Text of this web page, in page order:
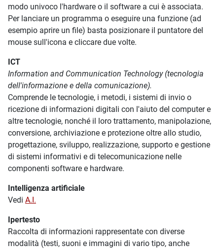
modo univoco l'hardware o il software a cui è associata.
Per lanciare un programma o eseguire una funzione (ad
esempio aprire un file) basta posizionare il puntatore del
mouse sull'icona e cliccare due volte.
ICT
Information and Communication Technology (tecnologia
dell'informazione e della comunicazione).
Comprende le tecnologie, i metodi, i sistemi di invio o
ricezione di informazioni digitali con l'aiuto del computer e
altre tecnologie, nonché il loro trattamento, manipolazione,
conversione, archiviazione e protezione oltre allo studio,
progettazione, sviluppo, realizzazione, supporto e gestione
di sistemi informativi e di telecomunicazione nelle
componenti software e hardware.
Intelligenza artificiale
Vedi A.I.
Ipertesto
Raccolta di informazioni rappresentate con diverse
modalità (testi, suoni e immagini di vario tipo, anche